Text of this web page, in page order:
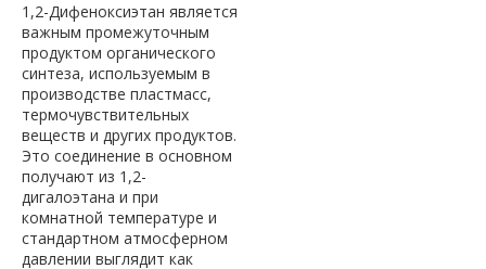
1,2-Дифеноксиэтан является
важным промежуточным
продуктом органического
синтеза, используемым в
производстве пластмасс,
термочувствительных
веществ и других продуктов.
Это соединение в основном
получают из 1,2-
дигалоэтана и при
комнатной температуре и
стандартном атмосферном
давлении выглядит как